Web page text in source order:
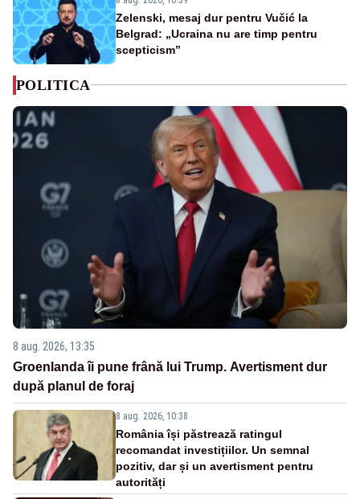
Zelenski, mesaj dur pentru Vučić la
Belgrad: „Ucraina nu are timp pentru
scepticism”
POLITICA
8 aug. 2026, 13:35
Groenlanda îi pune frână lui Trump. Avertisment dur
după planul de foraj
8 aug. 2026, 10:38
România își păstrează ratingul
recomandat investițiilor. Un semnal
pozitiv, dar și un avertisment pentru
autorități